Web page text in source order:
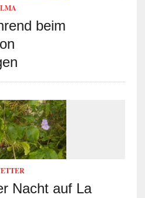
beim
Nacht auf La